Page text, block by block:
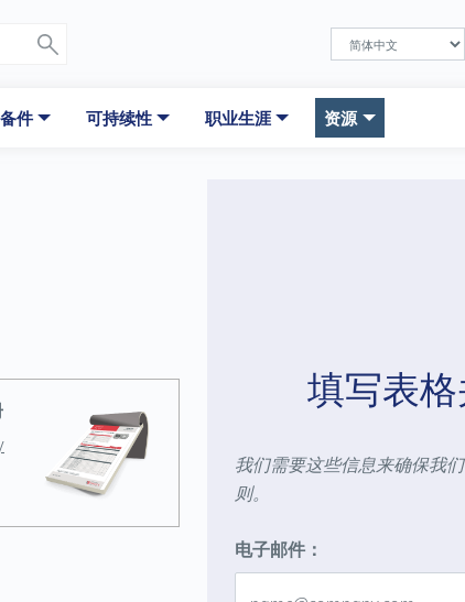
件 可持续性 职业生涯 资源
填写表
我们需要这些信息来确保我
则。
电子邮件：